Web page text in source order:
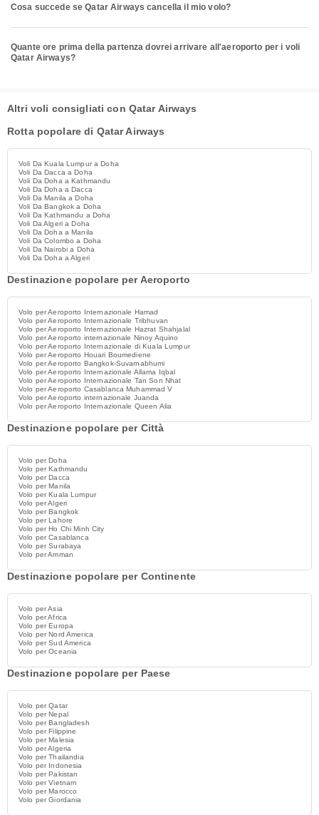
Cosa succede se Qatar Airways cancella il mio volo?
Quante ore prima della partenza dovrei arrivare all'aeroporto per i voli
Qatar Airways?
Altri voli consigliati con Qatar Airways
Rotta popolare di Qatar Airways
Voli Da Kuala Lumpur a Doha
Voli Da Dacca a Doha
Voli Da Doha a Kathmandu
Voli Da Doha a Dacca
Voli Da Manila a Doha
Voli Da Bangkok a Doha
Voli Da Kathmandu a Doha
Voli Da Algeri a Doha
Voli Da Doha a Manila
Voli Da Colombo a Doha
Voli Da Nairobi a Doha
Voli Da Doha a Algeri
Destinazione popolare per Aeroporto
Volo per Aeroporto Internazionale Hamad
Volo per Aeroporto Internazionale Tribhuvan
Volo per Aeroporto Internazionale Hazrat Shahjalal
Volo per Aeroporto internazionale Ninoy Aquino
Volo per Aeroporto Internazionale di Kuala Lumpur
Volo per Aeroporto Houari Boumediene
Volo per Aeroporto Bangkok-Suvarnabhumi
Volo per Aeroporto Internazionale Allama Iqbal
Volo per Aeroporto Internazionale Tan Son Nhat
Volo per Aeroporto Casablanca Muhammad V
Volo per Aeroporto internazionale Juanda
Volo per Aeroporto Internazionale Queen Alia
Destinazione popolare per Città
Volo per Doha
Volo per Kathmandu
Volo per Dacca
Volo per Manila
Volo per Kuala Lumpur
Volo per Algeri
Volo per Bangkok
Volo per Lahore
Volo per Ho Chi Minh City
Volo per Casablanca
Volo per Surabaya
Volo per Amman
Destinazione popolare per Continente
Volo per Asia
Volo per Africa
Volo per Europa
Volo per Nord America
Volo per Sud America
Volo per Oceania
Destinazione popolare per Paese
Volo per Qatar
Volo per Nepal
Volo per Bangladesh
Volo per Filippine
Volo per Malesia
Volo per Algeria
Volo per Thailandia
Volo per Indonesia
Volo per Pakistan
Volo per Vietnam
Volo per Marocco
Volo per Giordania